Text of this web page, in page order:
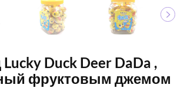
Duck Deer DaDa ,
фруктовым джемом